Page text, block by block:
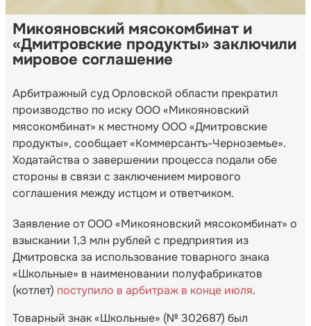
Микояновский мясокомбинат и
«Дмитровские продукты» заключили
мировое соглашение
Арбитражный суд Орловской области прекратил
производство по иску ООО «Микояновский
мясокомбинат» к местному ООО «Дмитровские
продукты», сообщает «Коммерсантъ-Черноземье».
Ходатайства о завершении процесса подали обе
стороны в связи с заключением мирового
соглашения между истцом и ответчиком.
Заявление от ООО «Микояновский мясокомбинат» о
взыскании 1,3 млн рублей с предприятия из
Дмитровска за использование товарного знака
«Школьные» в наименовании полуфабрикатов
(котлет) поступило в арбитраж в конце июля.
Товарный знак «Школьные» (№ 302687) был